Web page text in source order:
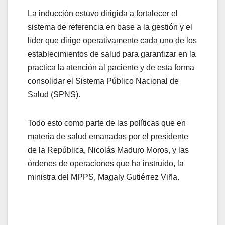
La inducción estuvo dirigida a fortalecer el
sistema de referencia en base a la gestión y el
líder que dirige operativamente cada uno de los
establecimientos de salud para garantizar en la
practica la atención al paciente y de esta forma
consolidar el Sistema Público Nacional de
Salud (SPNS).
Todo esto como parte de las políticas que en
materia de salud emanadas por el presidente
de la República, Nicolás Maduro Moros, y las
órdenes de operaciones que ha instruido, la
ministra del MPPS, Magaly Gutiérrez Viña.